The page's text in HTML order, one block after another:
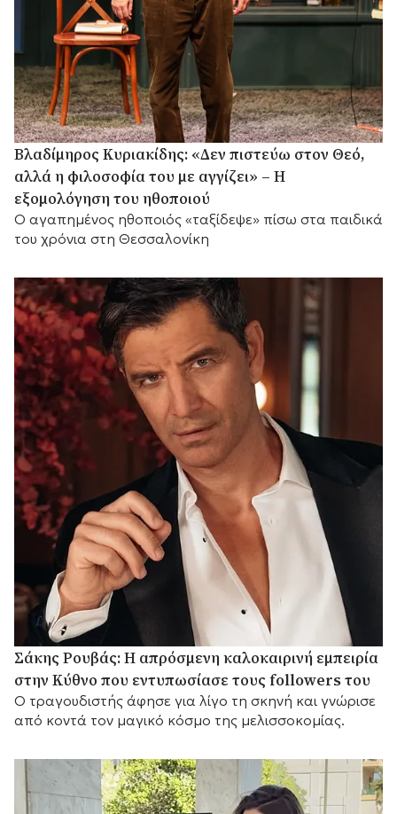
Βλαδίμηρος Κυριακίδης: «Δεν πιστεύω στον Θεό,
αλλά η φιλοσοφία του με αγγίζει» – Η
εξομολόγηση του ηθοποιού
Ο αγαπημένος ηθοποιός «ταξίδεψε» πίσω στα παιδικά
του χρόνια στη Θεσσαλονίκη
Σάκης Ρουβάς: Η απρόσμενη καλοκαιρινή εμπειρία
στην Κύθνο που εντυπωσίασε τους followers του
Ο τραγουδιστής άφησε για λίγο τη σκηνή και γνώρισε
από κοντά τον μαγικό κόσμο της μελισσοκομίας.